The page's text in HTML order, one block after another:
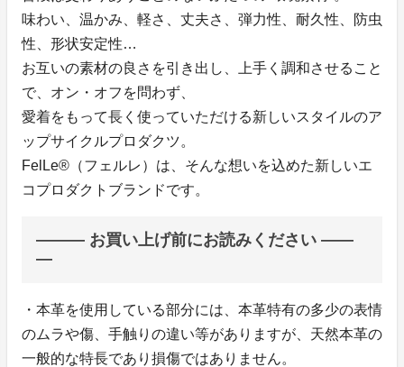
味わい、温かみ、軽さ、丈夫さ、弾力性、耐久性、防虫
性、形状安定性…
お互いの素材の良さを引き出し、上手く調和させること
で、オン・オフを問わず、
愛着をもって長く使っていただける新しいスタイルのア
ップサイクルプロダクツ。
FelLe®（フェルレ）は、そんな想いを込めた新しいエ
コプロダクトブランドです。
――― お買い上げ前にお読みください ――
―
・本革を使用している部分には、本革特有の多少の表情
のムラや傷、手触りの違い等がありますが、天然本革の
一般的な特長であり損傷ではありません。